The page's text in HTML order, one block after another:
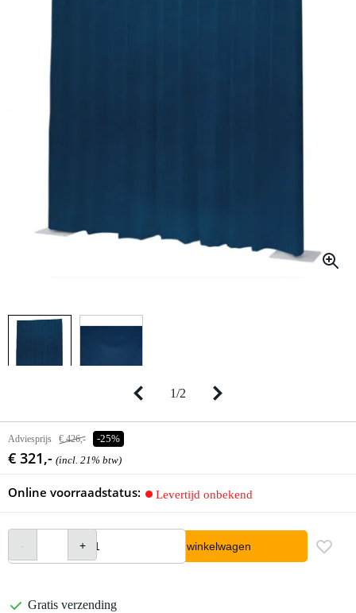
1/2
Adviesprijs € 426,- -25%
€ 321,- (incl. 21% btw)
Online voorraadstatus: Levertijd onbekend
In winkelwagen
Gratis verzending